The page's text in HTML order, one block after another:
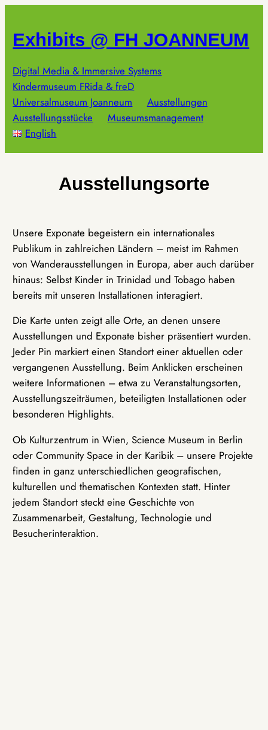
springen
Exhibits @ FH JOANNEUM
Digital Media & Immersive Systems
Kindermuseum FRida & freD
Universalmuseum Joanneum
Ausstellungen
Ausstellungsstücke
Museumsmanagement
English
Ausstellungsorte
Unsere Exponate begeistern ein internationales
Publikum in zahlreichen Ländern – meist im Rahmen
von Wanderausstellungen in Europa, aber auch darüber
hinaus: Selbst Kinder in Trinidad und Tobago haben
bereits mit unseren Installationen interagiert.
Die Karte unten zeigt alle Orte, an denen unsere
Ausstellungen und Exponate bisher präsentiert wurden.
Jeder Pin markiert einen Standort einer aktuellen oder
vergangenen Ausstellung. Beim Anklicken erscheinen
weitere Informationen – etwa zu Veranstaltungsorten,
Ausstellungszeiträumen, beteiligten Installationen oder
besonderen Highlights.
Ob Kulturzentrum in Wien, Science Museum in Berlin
oder Community Space in der Karibik – unsere Projekte
finden in ganz unterschiedlichen geografischen,
kulturellen und thematischen Kontexten statt. Hinter
jedem Standort steckt eine Geschichte von
Zusammenarbeit, Gestaltung, Technologie und
Besucherinteraktion.